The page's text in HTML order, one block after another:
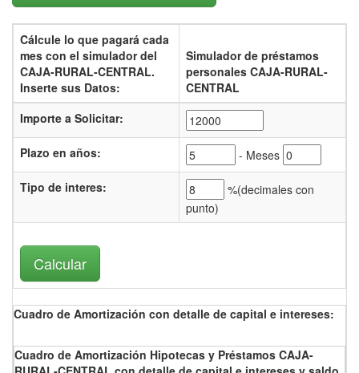
Cálcule lo que pagará cada
mes con el simulador del
CAJA-RURAL-CENTRAL.
Inserte sus Datos:
Simulador de préstamos
personales CAJA-RURAL-
CENTRAL
Importe a Solicitar:
Plazo en años:
- Meses
Tipo de interes: %(decimales con
punto)
Cuadro de Amortización con detalle de capital e intereses:
Cuadro de Amortización Hipotecas y Préstamos CAJA-